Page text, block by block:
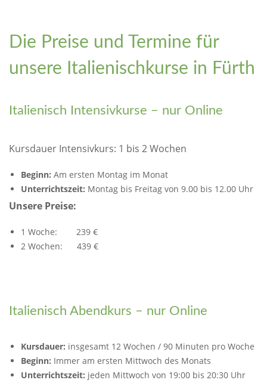
Die Preise und Termine für
unsere Italienischkurse in Fürth
Italienisch Intensivkurse – nur Online
Kursdauer Intensivkurs: 1 bis 2 Wochen
Beginn: Am ersten Montag im Monat
Unterrichtszeit: Montag bis Freitag von 9.00 bis 12.00 Uhr
Unsere Preise:
1 Woche: 239 €
2 Wochen: 439 €
Italienisch Abendkurs – nur Online
Kursdauer: insgesamt 12 Wochen / 90 Minuten pro Woche
Beginn: Immer am ersten Mittwoch des Monats
Unterrichtszeit: jeden Mittwoch von 19:00 bis 20:30 Uhr